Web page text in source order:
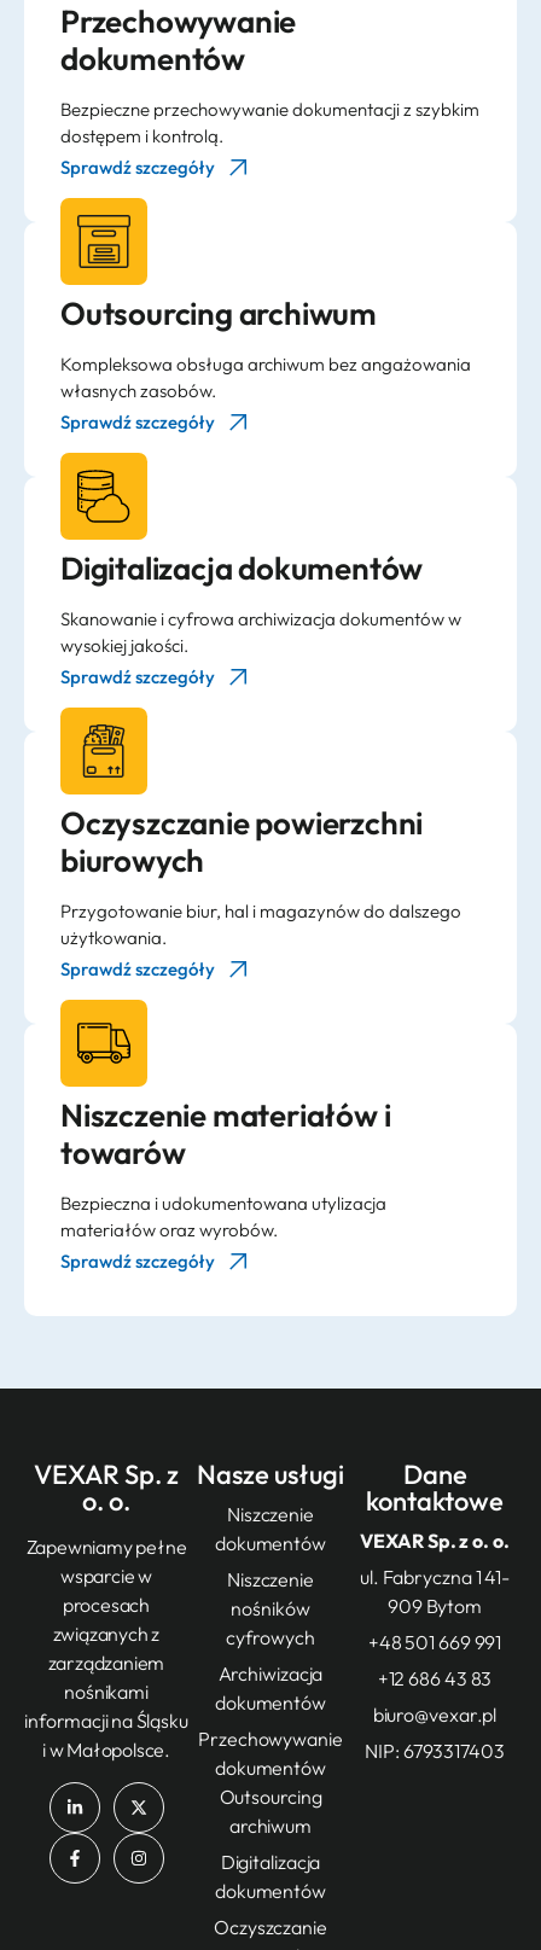
Przechowywanie
dokumentów
Bezpieczne przechowywanie dokumentacji z szybkim
dostępem i kontrolą.
Sprawdź szczegóły
Outsourcing archiwum
Kompleksowa obsługa archiwum bez angażowania
własnych zasobów.
Sprawdź szczegóły
Digitalizacja dokumentów
Skanowanie i cyfrowa archiwizacja dokumentów w
wysokiej jakości.
Sprawdź szczegóły
Oczyszczanie powierzchni
biurowych
Przygotowanie biur, hal i magazynów do dalszego
użytkowania.
Sprawdź szczegóły
Niszczenie materiałów i
towarów
Bezpieczna i udokumentowana utylizacja
materiałów oraz wyrobów.
Sprawdź szczegóły
VEXAR Sp. z
o. o.
Zapewniamy pełne
wsparcie w
procesach
związanych z
zarządzaniem
nośnikami
informacji na Śląsku
i w Małopolsce.
Nasze usługi
Niszczenie
dokumentów
Niszczenie
nośników
cyfrowych
Archiwizacja
dokumentów
Przechowywanie
dokumentów
Outsourcing
archiwum
Digitalizacja
dokumentów
Oczyszczanie
Dane
kontaktowe
VEXAR Sp. z o. o.
ul. Fabryczna 1 41-
909 Bytom
+48 501 669 991
+12 686 43 83
biuro@vexar.pl
NIP: 6793317403